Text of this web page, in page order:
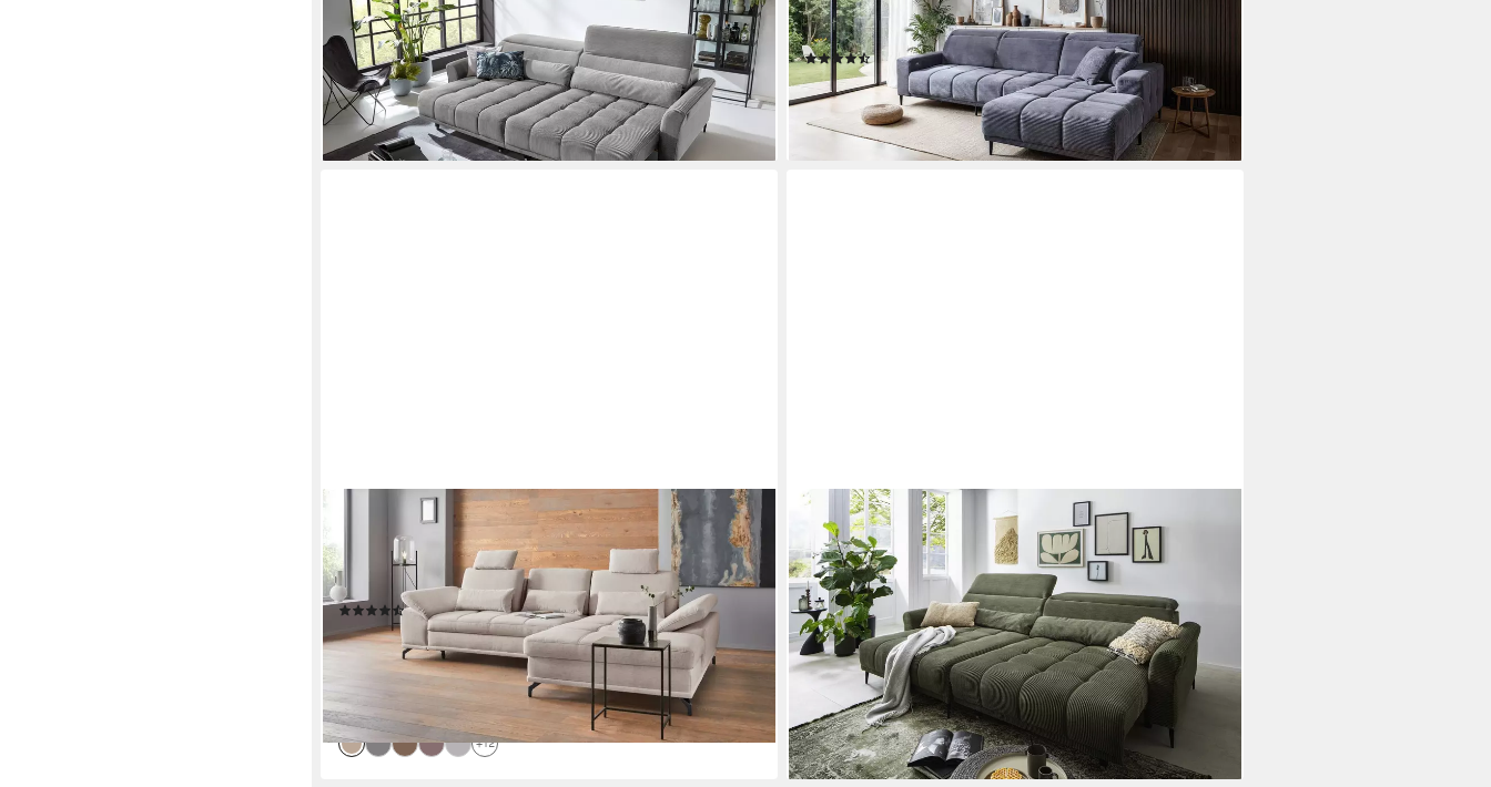
280x108x118cm (BxHxT)
1.564,95 €
lieferbar - in 9-11 Werktagen bei dir
Sitztiefenverstellung / MARISOL, Kopfteilverstellung /
Sitztiefenverstellung / Nosagunterfederung
(7)
ab 1.599,99 €
lieferbar - in 9-11 Werktagen bei dir
Ecksofa Costello L-Form, B: 301 cm mit Sitztiefen-,
Armteilverstellung &, 3 Nierenkissen, optional
Schlaffunktion & Bettkasten
(389)
ab 1.599,99 € UVP2.789,00 €
lieferbar in 5 Wochen
+12
IWANICCY
Wohnlandschaft elektr. Sitzverstellung, 2 Kissen, Cord grün
- 277x108x179cm (BxHxT)
1.519,95 €
lieferbar - in 9-11 Werktagen bei dir